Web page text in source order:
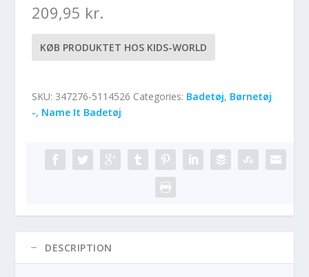
209,95 kr.
KØB PRODUKTET HOS KIDS-WORLD
SKU: 347276-5114526 Categories: Badetøj, Børnetøj
-, Name It Badetøj
DESCRIPTION